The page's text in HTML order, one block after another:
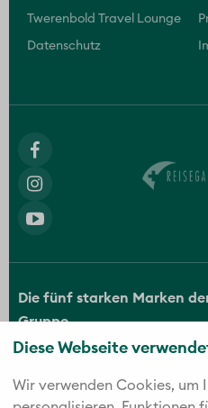
Diese Webseite
Wir verwenden Cookies, um
Twerenbold Travel Lounge
Datenschutz
Die fünf starken Marken
Gruppe